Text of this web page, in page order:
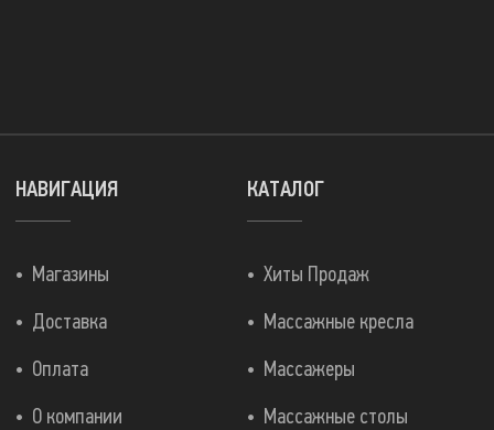
КАТАЛОГ
Хиты Продаж
Массажные кресла
Массажеры
Массажные столы
НАВИГАЦИЯ
Магазины
Доставка
Оплата
О компании